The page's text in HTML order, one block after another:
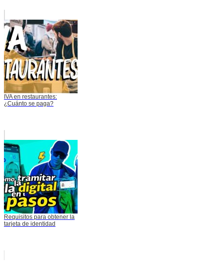
IVA en restaurantes:
¿Cuánto se paga?
Requisitos para obtener la
tarjeta de identidad